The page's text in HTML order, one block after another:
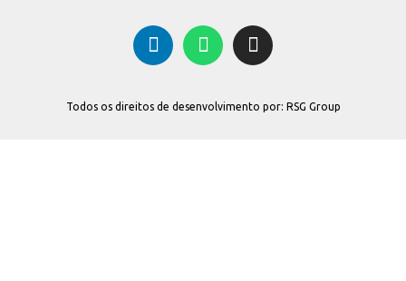
Todos os direitos de desenvolvimento por: RSG Group